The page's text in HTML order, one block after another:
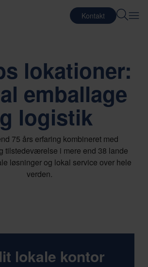
Kontakt
lokationer:
emballage
logistik
75 års erfaring kombineret med
tilstedeværelse i mere end 38 lande
løsninger og lokal service over hele
verden.
lokale kontor